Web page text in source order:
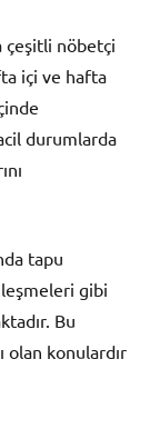
çeşitli nöbetçi
içi ve hafta
durumlarda
tapu
gibi
Bu
olan konulardır